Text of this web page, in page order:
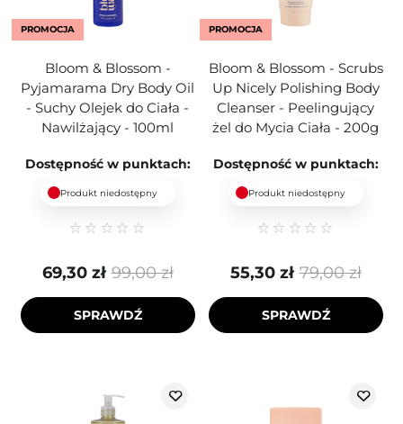
PROMOCJA
Bloom & Blossom -
Pyjamarama Dry Body Oil
- Suchy Olejek do Ciała -
Nawilżający - 100ml
Dostępność w punktach:
Produkt niedostępny
99,00 zł
69,30 zł
SPRAWDŹ
PROMOCJA
Bloom & Blossom - Scrubs
Up Nicely Polishing Body
Cleanser - Peelingujący
żel do Mycia Ciała - 200g
Dostępność w punktach:
Produkt niedostępny
79,00 zł
55,30 zł
SPRAWDŹ